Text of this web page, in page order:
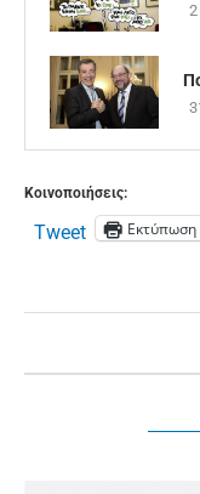
2
Κοινοποιήσεις:
Tweet Εκτύπωση